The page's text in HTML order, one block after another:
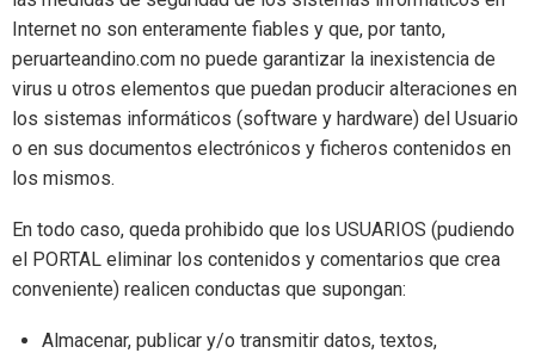
Internet no son enteramente fiables y que, por tanto,
peruarteandino.com no puede garantizar la inexistencia de
virus u otros elementos que puedan producir alteraciones en
los sistemas informáticos (software y hardware) del Usuario
o en sus documentos electrónicos y ficheros contenidos en
los mismos.
En todo caso, queda prohibido que los USUARIOS (pudiendo
el PORTAL eliminar los contenidos y comentarios que crea
conveniente) realicen conductas que supongan:
Almacenar, publicar y/o transmitir datos, textos,